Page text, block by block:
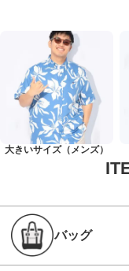
大きいサイズ（メンズ）
バッグ